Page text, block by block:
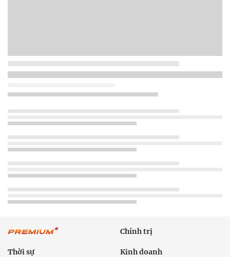
Chính trị
Thời sự Kinh doanh